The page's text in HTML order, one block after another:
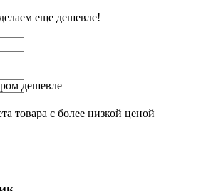
еще дешевле!
дешевле
товара с более низкой ценой